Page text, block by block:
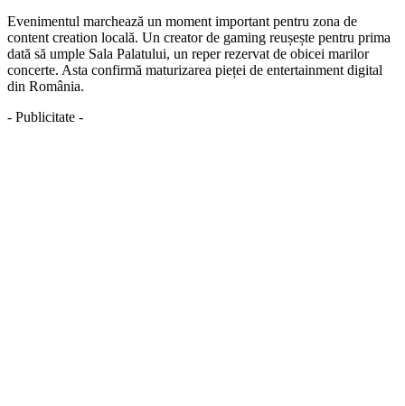
Evenimentul marchează un moment important pentru zona de
content creation locală. Un creator de gaming reușește pentru prima
dată să umple Sala Palatului, un reper rezervat de obicei marilor
concerte. Asta confirmă maturizarea pieței de entertainment digital
din România.
- Publicitate -